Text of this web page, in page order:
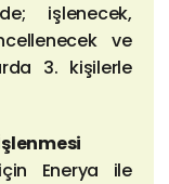
işlenecek,
ve
3. kişilerle
Enerya ile